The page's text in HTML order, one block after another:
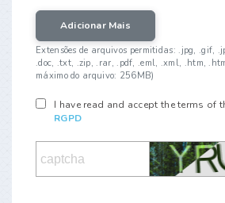
Adicionar Mais
Extensões de arquivos permitidas: .jpg, .gif,
.doc, .txt, .zip, .rar, .pdf, .eml, .xml, .htm,
máximo do arquivo: 256MB)
I have read and accept the terms of
RGPD